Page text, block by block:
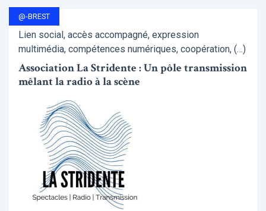
@-BREST
Lien social, accès accompagné, expression
multimédia, compétences numériques, coopération, (…)
Association La Stridente : Un pôle transmission
mêlant la radio à la scène